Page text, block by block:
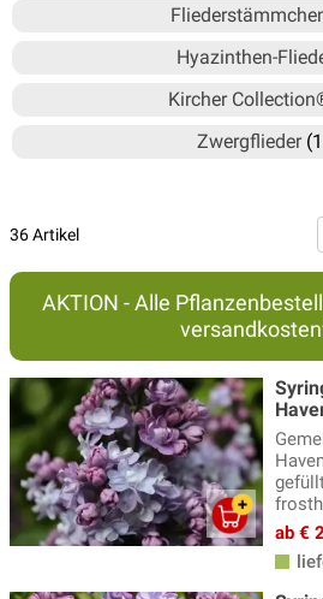
Hyazinthen-
Kircher
Zwergflieder
36 Artikel
AKTION - Alle
ab €